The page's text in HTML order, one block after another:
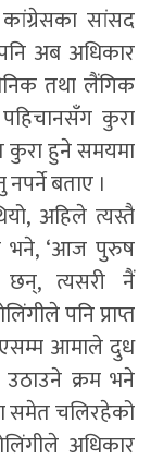
सांसद
अब अधिकार
तथा लैंगिक
कुरा
कुरा हुने समयमा
बताए ।
अहिले त्यस्तै
भने, ‘आज पुरुष
छन्, त्यसरी नैं
पनि प्राप्त
आमाले दुध
क्रम भने
समेत चलिरहेको
अधिकार